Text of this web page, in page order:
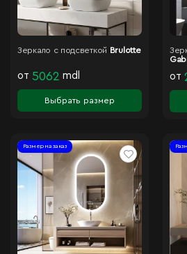
Зеркало с подсветкой Brulotte
от 5062 mdl
Выбрать размер
от
Размер на заказ